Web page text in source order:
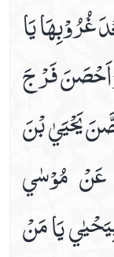
يَا
فَرْجَ
يَحْيَيٰ بْنَ
مُوْسٰي
يَا مَنْ